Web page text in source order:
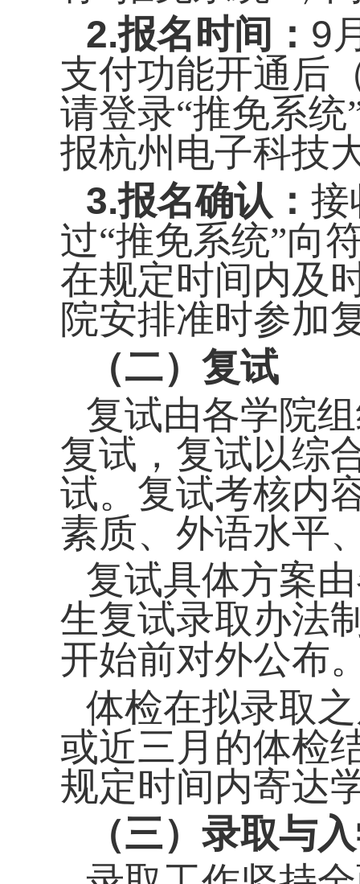
2.报名时间： 9
支付功能开通后
请登录“推免系
报杭州电子科技
3.报名确认： 接
过“推免系统”向
在规定时间内及
院安排准时参加
（二）复试
复试由各学院
复试，复试以综
试。复试考核内
素质、外语水平
复试具体方案
生复试录取办法
开始前对外公布
体检在拟录取
或近三 月 的体检
规定时间内寄达
（三）录取与